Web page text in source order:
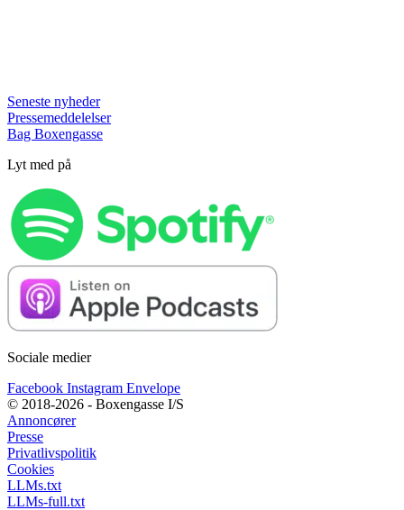
Seneste nyheder
Pressemeddelelser
Bag Boxengasse
Lyt med på
Sociale medier
Facebook Instagram Envelope
© 2018-2026 - Boxengasse I/S
Annoncører
Presse
Privatlivspolitik
Cookies
LLMs.txt
LLMs-full.txt